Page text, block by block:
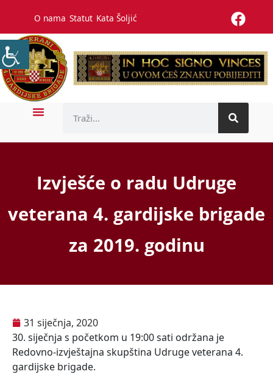
O nama Statut Kata Šoljić
Izvješće o radu Udruge
veterana 4. gardijske brigade
za 2019. godinu
31 siječnja, 2020
30. siječnja s početkom u 19:00 sati održana je
Redovno-izvještajna skupština Udruge veterana 4.
gardijske brigade.